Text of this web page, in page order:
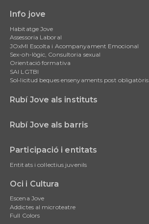
navigation
Info jove
Habitatge Jove
Assessoria Laboral
JOxMI Escolta i Acompanyament Emocional
Sex-oh-lògic, Consultoria sexual
Orientació formativa
SAI LGTBI
Sol•licitud beques ensenyaments post obligatòris
Rubí Jove als instituts
Rubí Jove als barris
Participació i entitats
Entitats i col·lectius juvenils
Oci i Cultura
Escena Jove
Addictes al microteatre
Full Colors